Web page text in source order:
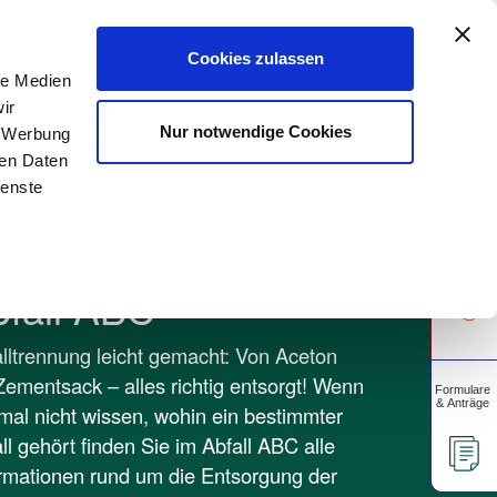
Medien
Daten
Cookies zulassen
Nur notwendige Cookies
Gewerbekunden Unsere Apps AA
ABC
leicht gemacht: Von Aceton
– alles richtig entsorgt! Wenn
nicht wissen, wohin ein bestimmter
gehört finden Sie im Abfall ABC alle
rund um die Entsorgung der